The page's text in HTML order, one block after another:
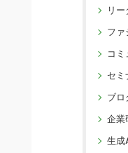
リ
ファ
コミ
セミ
ブロ
企業
生成